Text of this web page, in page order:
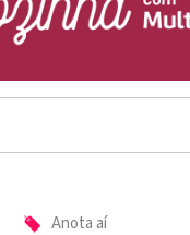
Anota aí